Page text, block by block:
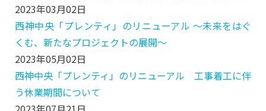
2023年03月02日
西神中央「プレンティ」のリニューアル ～未来をはぐ
くむ、新たなプロジェクトの展開～
2023年05月02日
西神中央「プレンティ」のリニューアル 工事着工に伴
う休業期間について